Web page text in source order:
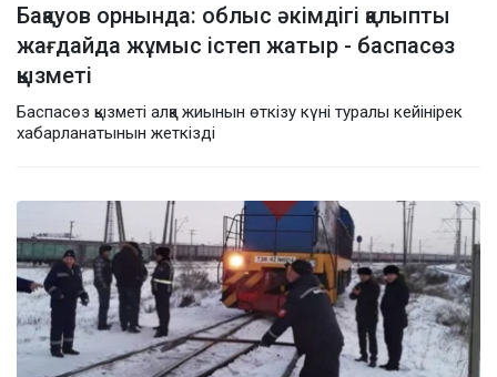
Бақауов орнында: облыс әкімдігі қалыпты
жағдайда жұмыс істеп жатыр - баспасөз
қызметі
Баспасөз қызметі алқа жиынын өткізу күні туралы кейінірек
хабарланатынын жеткізді